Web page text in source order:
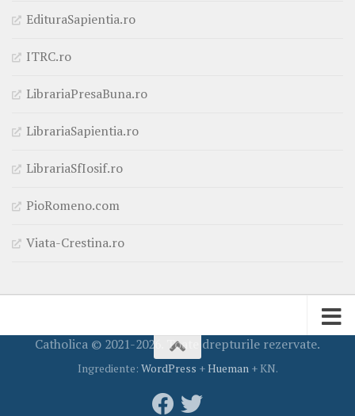
EdituraSapientia.ro
ITRC.ro
LibrariaPresaBuna.ro
LibrariaSapientia.ro
LibrariaSfIosif.ro
PioRomeno.com
Viata-Crestina.ro
Catholica © 2021-2026. Toate drepturile rezervate.
Ingrediente: WordPress +Hueman + KN.